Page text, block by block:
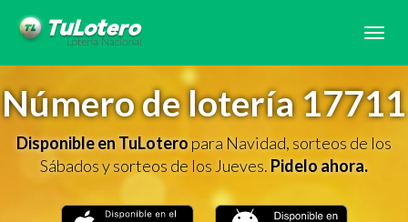
Número de lotería 17711
Disponible en TuLoteropara Navidad, sorteos de los
Sábados y sorteos de los Jueves.Pidelo ahora.